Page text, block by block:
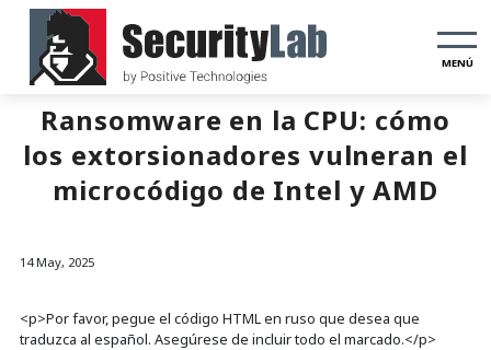
MENÚ
Ransomware en la CPU: cómo
los extorsionadores vulneran el
microcódigo de Intel y AMD
14 May, 2025
<p>Por favor, pegue el código HTML en ruso que desea que
traduzca al español. Asegúrese de incluir todo el marcado.</p>